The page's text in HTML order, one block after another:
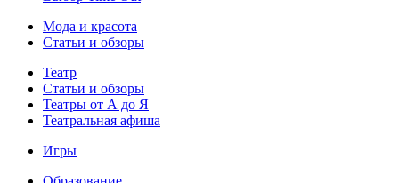
Мода и красота
Статьи и обзоры
Театр
Статьи и обзоры
Театры от А до Я
Театральная афиша
Игры